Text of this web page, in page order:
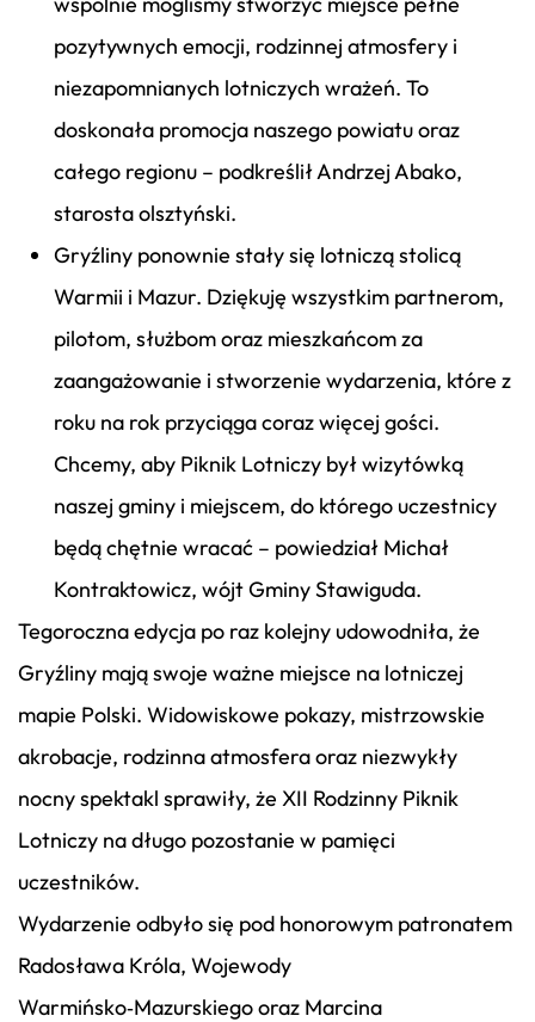
pozytywnych emocji, rodzinnej atmosfery i
niezapomnianych lotniczych wrażeń. To
doskonała promocja naszego powiatu oraz
całego regionu – podkreślił Andrzej Abako,
starosta olsztyński.
Gryźliny ponownie stały się lotniczą stolicą
Warmii i Mazur. Dziękuję wszystkim partnerom,
pilotom, służbom oraz mieszkańcom za
zaangażowanie i stworzenie wydarzenia, które z
roku na rok przyciąga coraz więcej gości.
Chcemy, aby Piknik Lotniczy był wizytówką
naszej gminy i miejscem, do którego uczestnicy
będą chętnie wracać – powiedział Michał
Kontraktowicz, wójt Gminy Stawiguda.
Tegoroczna edycja po raz kolejny udowodniła, że
Gryźliny mają swoje ważne miejsce na lotniczej
mapie Polski. Widowiskowe pokazy, mistrzowskie
akrobacje, rodzinna atmosfera oraz niezwykły
nocny spektakl sprawiły, że XII Rodzinny Piknik
Lotniczy na długo pozostanie w pamięci
uczestników.
Wydarzenie odbyło się pod honorowym patronatem
Radosława Króla, Wojewody
Warmińsko‑Mazurskiego oraz Marcina